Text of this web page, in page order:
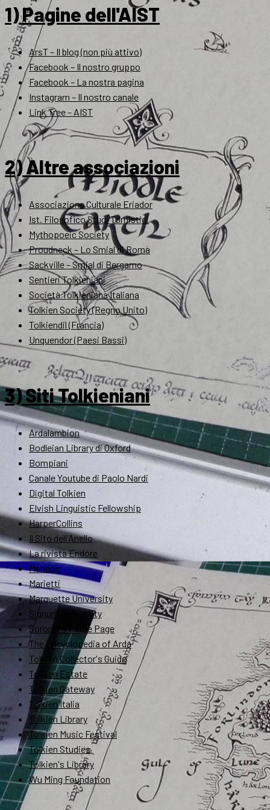
1) Pagine dell'AIST
ArsT – Il blog (non più attivo)
Facebook – Il nostro gruppo
Facebook – La nostra pagina
Instagram – Il nostro canale
Link Tree – AIST
2) Altre associazioni
Associazione Culturale Eriador
Ist. Filosofico Studi Tomistici
Mythopoeic Society
Proudneck – Lo Smial di Roma
Sackville – Smial di Bergamo
Sentieri Tolkieniani
Società Tolkieniana Italiana
Tolkien Society (Regno Unito)
Tolkiendil (Francia)
Unquendor (Paesi Bassi)
3) Siti Tolkieniani
Ardalambion
Bodleian Library di Oxford
Bompiani
Canale Youtube di Paolo Nardi
Digital Tolkien
Elvish Linguistic Fellowship
HarperCollins
Il Sito dell'Anello
La rivista Endóre
Mandos
Marietti
Marquette University
Signum University
Soronel's Home Page
The Encyclopedia of Arda
Tolkien Collector's Guide
Tolkien Estate
Tolkien Gateway
Tolkien Italia
Tolkien Library
Tolkien Music Festival
Tolkien Studies
Tolkien's Library
Wu Ming Foundation